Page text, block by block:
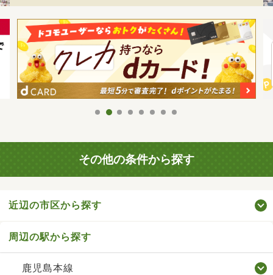
その他の条件から探す
近辺の市区から探す
周辺の駅から探す
鹿児島本線